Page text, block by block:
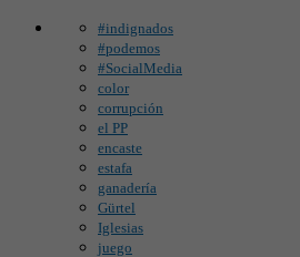
#indignados
#podemos
#SocialMedia
color
corrupción
el PP
encaste
estafa
ganadería
Gürtel
Iglesias
juego